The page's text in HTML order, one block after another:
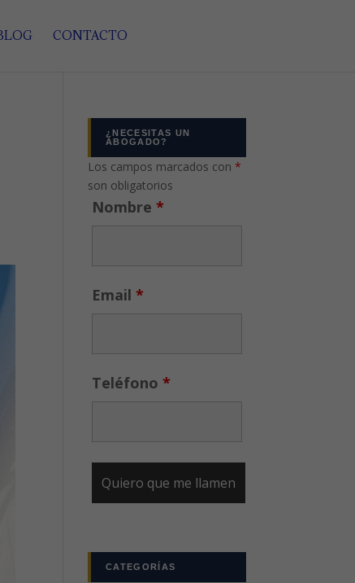
CONTACTO
¿NECESITAS UN
ABOGADO?
Los campos marcados con*
son obligatorios
Nombre*
Email*
Teléfono*
CATEGORÍAS